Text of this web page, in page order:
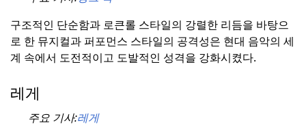
구조적인 단순함과 로큰롤 스타일의 강렬한 리듬을 바탕으
로 한 뮤지컬과 퍼포먼스 스타일의 공격성은 현대 음악의 세
계 속에서 도전적이고 도발적인 성격을 강화시켰다.
레게
주요 기사:레게